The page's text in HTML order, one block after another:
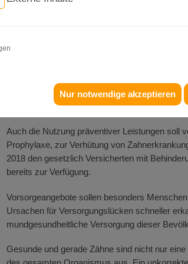
Nur notwendige akzeptieren
Behinderung sowie bei Menschen mit
Daher stehen dieses Jahr vulnerable
den unterschiedlichsten Gründen erschwert
Hilfestellung gegeben werden.
gesundheitlichen Teilhabe aufgezeigt
Auch die Nutzung präventiver Leistungen soll
Prophylaxe, zur Verhütung von
2018 den gesetzlich Versicherten mit
bereits zur Verfügung.
Vorsorgeangebote sollen besonders
Ursachen für Versorgungslücken schneller
mundgesundheitliche Versorgung dieser
Gesunde und gerade Zähne sind nicht nur